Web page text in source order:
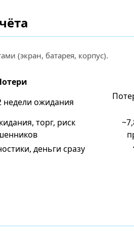
(экран, батарея, корпус).
недели ожидания
торг, риск
деньги сразу